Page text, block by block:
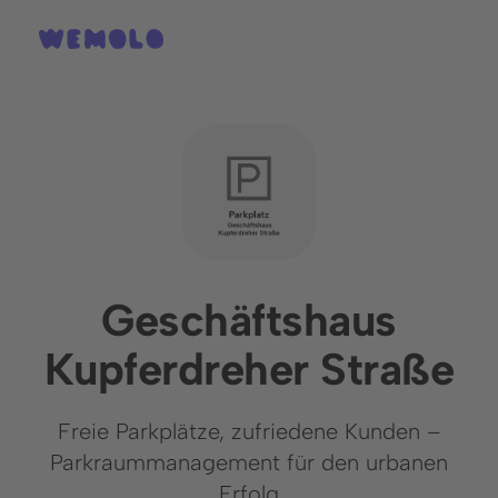
Geschäftshaus
Kupferdreher Straße
Freie Parkplätze, zufriedene Kunden –
Parkraummanagement für den urbanen